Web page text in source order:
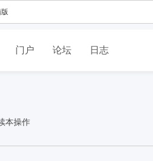
门户 论坛 日志
本操作